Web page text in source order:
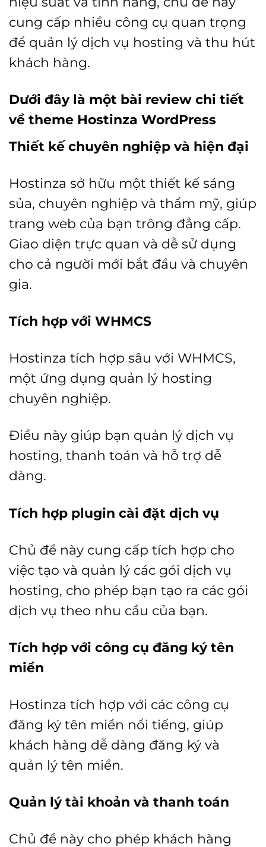
cung cấp nhiều công cụ quan trọng
để quản lý dịch vụ hosting và thu hút
khách hàng.
Dưới đây là một bài review chi tiết
về theme Hostinza WordPress
Thiết kế chuyên nghiệp và hiện đại
Hostinza sở hữu một thiết kế sáng
sủa, chuyên nghiệp và thẩm mỹ, giúp
trang web của bạn trông đẳng cấp.
Giao diện trực quan và dễ sử dụng
cho cả người mới bắt đầu và chuyên
gia.
Tích hợp với WHMCS
Hostinza tích hợp sâu với WHMCS,
một ứng dụng quản lý hosting
chuyên nghiệp.
Điều này giúp bạn quản lý dịch vụ
hosting, thanh toán và hỗ trợ dễ
dàng.
Tích hợp plugin cài đặt dịch vụ
Chủ đề này cung cấp tích hợp cho
việc tạo và quản lý các gói dịch vụ
hosting, cho phép bạn tạo ra các gói
dịch vụ theo nhu cầu của bạn.
Tích hợp với công cụ đăng ký tên
miền
Hostinza tích hợp với các công cụ
đăng ký tên miền nổi tiếng, giúp
khách hàng dễ dàng đăng ký và
quản lý tên miền.
Quản lý tài khoản và thanh toán
Chủ đề này cho phép khách hàng